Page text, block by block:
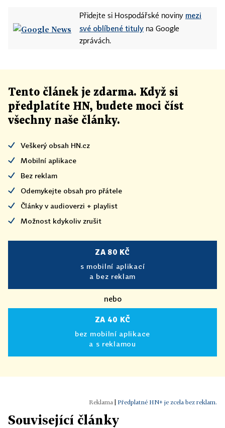
Přidejte si Hospodářské noviny mezi
své oblíbené tituly na Google
zprávách.
Tento článek je zdarma. Když si
předplatíte HN, budete moci číst
všechny naše články.
Veškerý obsah HN.cz
Mobilní aplikace
Bez reklam
Odemykejte obsah pro přátele
Články v audioverzi + playlist
Možnost kdykoliv zrušit
ZA 80 KČ
s mobilní aplikací
a bez reklam
nebo
ZA 40 KČ
bez mobilní aplikace
a s reklamou
Předplatné HN+ je zcela bez reklam.
Související články